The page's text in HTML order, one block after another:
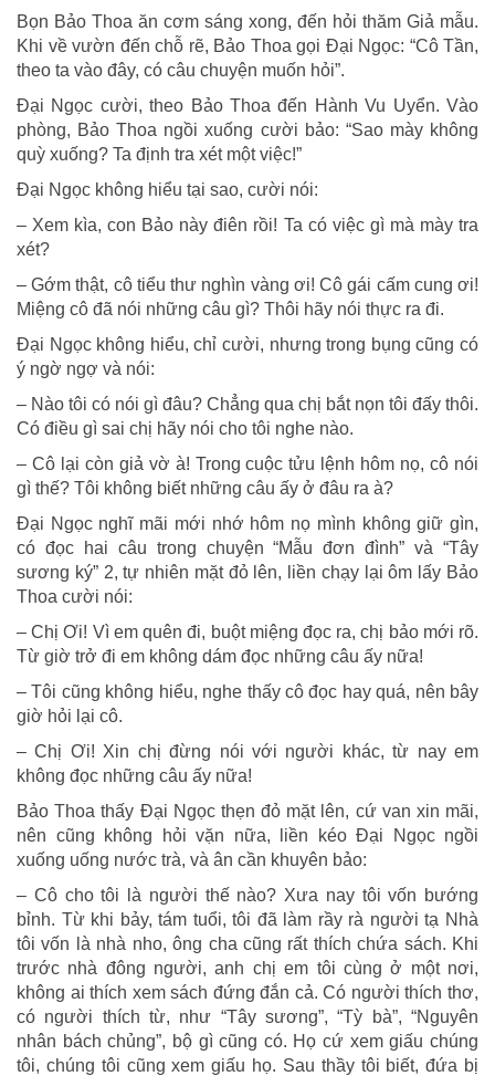
Bọn Bảo Thoa ăn cơm sáng xong, đến hỏi thăm Giả mẫu.
Khi về vườn đến chỗ rẽ, Bảo Thoa gọi Đại Ngọc: “Cô Tần,
theo ta vào đây, có câu chuyện muốn hỏi”.
Đại Ngọc cười, theo Bảo Thoa đến Hành Vu Uyển. Vào
phòng, Bảo Thoa ngồi xuống cười bảo: “Sao mày không
quỳ xuống? Ta định tra xét một việc!”
Đại Ngọc không hiểu tại sao, cười nói:
– Xem kìa, con Bảo này điên rồi! Ta có việc gì mà mày tra
xét?
– Gớm thật, cô tiểu thư nghìn vàng ơi! Cô gái cấm cung ơi!
Miệng cô đã nói những câu gì? Thôi hãy nói thực ra đi.
Đại Ngọc không hiểu, chỉ cười, nhưng trong bụng cũng có
ý ngờ ngợ và nói:
– Nào tôi có nói gì đâu? Chẳng qua chị bắt nọn tôi đấy thôi.
Có điều gì sai chị hãy nói cho tôi nghe nào.
– Cô lại còn giả vờ à! Trong cuộc tửu lệnh hôm nọ, cô nói
gì thế? Tôi không biết những câu ấy ở đâu ra à?
Đại Ngọc nghĩ mãi mới nhớ hôm nọ mình không giữ gìn,
có đọc hai câu trong chuyện “Mẫu đơn đình” và “Tây
sương ký” 2, tự nhiên mặt đỏ lên, liền chạy lại ôm lấy Bảo
Thoa cười nói:
– Chị Ơi! Vì em quên đi, buột miệng đọc ra, chị bảo mới rõ.
Từ giờ trở đi em không dám đọc những câu ấy nữa!
– Tôi cũng không hiểu, nghe thấy cô đọc hay quá, nên bây
giờ hỏi lại cô.
– Chị Ơi! Xin chị đừng nói với người khác, từ nay em
không đọc những câu ấy nữa!
Bảo Thoa thấy Đại Ngọc thẹn đỏ mặt lên, cứ van xin mãi,
nên cũng không hỏi vặn nữa, liền kéo Đại Ngọc ngồi
xuống uống nước trà, và ân cần khuyên bảo:
– Cô cho tôi là người thế nào? Xưa nay tôi vốn bướng
bỉnh. Từ khi bảy, tám tuổi, tôi đã làm rầy rà người tạ Nhà
tôi vốn là nhà nho, ông cha cũng rất thích chứa sách. Khi
trước nhà đông người, anh chị em tôi cùng ở một nơi,
không ai thích xem sách đứng đắn cả. Có người thích thơ,
có người thích từ, như “Tây sương”, “Tỳ bà”, “Nguyên
nhân bách chủng”, bộ gì cũng có. Họ cứ xem giấu chúng
tôi, chúng tôi cũng xem giấu họ. Sau thầy tôi biết, đứa bị